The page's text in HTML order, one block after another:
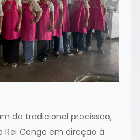
da tradicional procissão,
Rei Congo em direção à